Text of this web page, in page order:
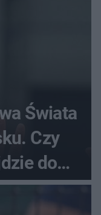
Świata
Czy
do